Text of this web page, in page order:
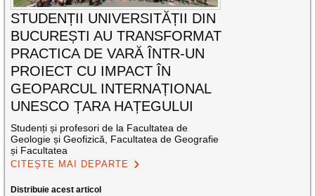
STUDENȚII UNIVERSITĂȚII DIN
BUCUREȘTI AU TRANSFORMAT
PRACTICA DE VARĂ ÎNTR-UN
PROIECT CU IMPACT ÎN
GEOPARCUL INTERNAȚIONAL
UNESCO ȚARA HAȚEGULUI
Studenți și profesori de la Facultatea de
Geologie și Geofizică, Facultatea de Geografie
și Facultatea
CITEȘTE MAI DEPARTE
Distribuie acest articol